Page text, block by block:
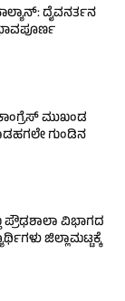
ದೈವನರ್ತನ
ಮುಖಂಡ
ಗುಂಡಿನ
ಪ್ರೌಢಶಾಲಾ ವಿಭಾಗದ
ಜಿಲ್ಲಾಮಟ್ಟಕ್ಕೆ